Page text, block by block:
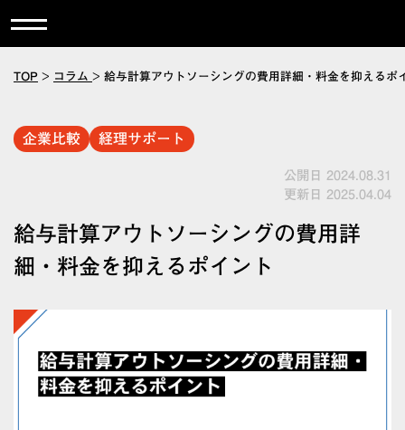
TOP > コラム > 給与計算アウトソーシングの費用詳細・料金を抑えるポ
企業比較 経理サポート
公開日 2024.08.31
更新日 2025.04.04
給与計算アウトソーシングの費用詳
細・料金を抑えるポイント